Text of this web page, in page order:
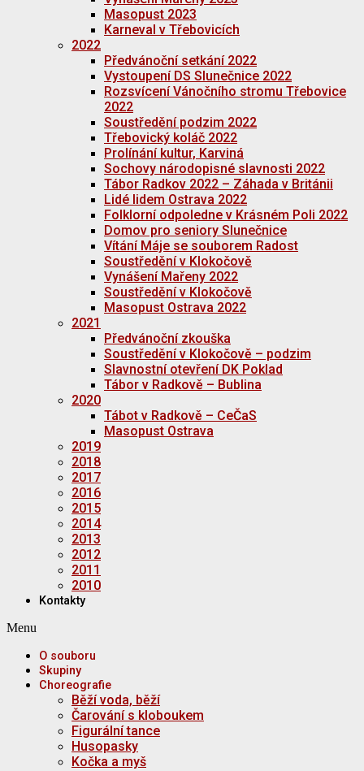
Masopust 2023
Karneval v Třebovicích
2022
Předvánoční setkání 2022
Vystoupení DS Slunečnice 2022
Rozsvícení Vánočního stromu Třebovice
2022
Soustředění podzim 2022
Třebovický koláč 2022
Prolínání kultur, Karviná
Sochovy národopisné slavnosti 2022
Tábor Radkov 2022 – Záhada v Británii
Lidé lidem Ostrava 2022
Folklorní odpoledne v Krásném Poli 2022
Domov pro seniory Slunečnice
Vítání Máje se souborem Radost
Soustředění v Klokočově
Vynášení Mařeny 2022
Soustředění v Klokočově
Masopust Ostrava 2022
2021
Předvánoční zkouška
Soustředění v Klokočově – podzim
Slavnostní otevření DK Poklad
Tábor v Radkově – Bublina
2020
Tábot v Radkově – CeČaS
Masopust Ostrava
2019
2018
2017
2016
2015
2014
2013
2012
2011
2010
Kontakty
Menu
O souboru
Skupiny
Choreografie
Běží voda, běží
Čarování s kloboukem
Figurální tance
Husopasky
Kočka a myš